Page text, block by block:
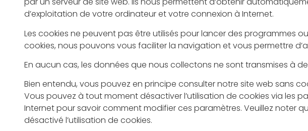
d’exploitation de votre ordinateur et votre connexion à Internet.
Les cookies ne peuvent pas être utilisés pour lancer des programmes
cookies, nous pouvons vous faciliter la navigation et vous permettre
En aucun cas, les données que nous collectons ne sont transmises à
Bien entendu, vous pouvez en principe consulter notre site web sans
Vous pouvez à tout moment désactiver l’utilisation de cookies via les
Internet pour savoir comment modifier ces paramètres. Veuillez noter
désactivé l’utilisation de cookies.